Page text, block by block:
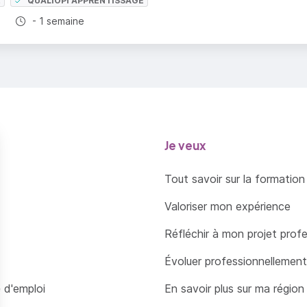
des adjectifs qualificatifs, adjectifs de couleur…
des verbes (futur / conditionnel, verbes
des temps, accords des participes passés)
Durée totale :
- 1 semaine
d'emploi
Je veux
Tout savoir sur la formation
Valoriser mon expérience
Réfléchir à mon projet
Évoluer professionnellement
En savoir plus sur ma région